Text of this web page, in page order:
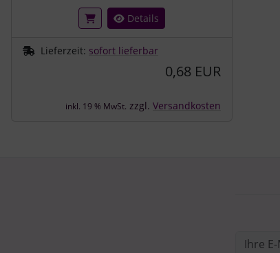
Details
Lieferzeit: sofort lieferbar
0,68 EUR
inkl. 19 % MwSt. zzgl. Versandkosten